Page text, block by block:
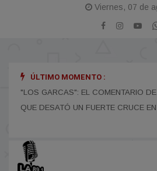
Viernes, 07 de
ÚLTIMO MOMENTO :
"LOS GARCAS": EL COMENTARIO
QUE DESATÓ UN FUERTE CRUCE